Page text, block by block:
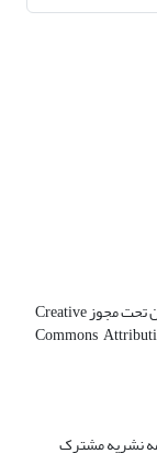
این نشریه با دسترسی آزاد منتشر می‌شود و مقالات آن تحت مجوز Creative
Commons
نشریه مشترک